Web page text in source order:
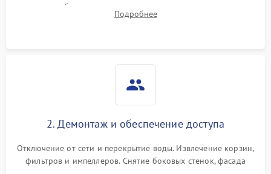
жалоб на отсутствие слива, нагрева, вращения
разбрызгивателей или срабатывание системы защиты
Подробнее
2. Демонтаж и обеспечение доступа
Отключение от сети и перекрытие воды. Извлечение корзин,
фильтров и импеллеров. Снятие боковых стенок, фасада